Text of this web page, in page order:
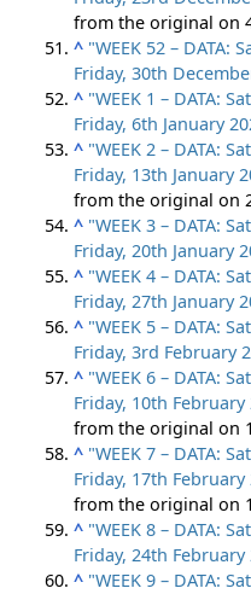
from the original on
^ "WEEK 52 – DATA:
Friday, 30th
^ "WEEK 1 – DATA:
Friday, 6th January
^ "WEEK 2 – DATA:
Friday, 13th January
from the original on
^ "WEEK 3 – DATA:
Friday, 20th January
^ "WEEK 4 – DATA:
Friday, 27th January
^ "WEEK 5 – DATA:
Friday, 3rd February
^ "WEEK 6 – DATA:
Friday, 10th February
from the original on
^ "WEEK 7 – DATA:
Friday, 17th February
from the original on
^ "WEEK 8 – DATA:
Friday, 24th February
^ "WEEK 9 – DATA: